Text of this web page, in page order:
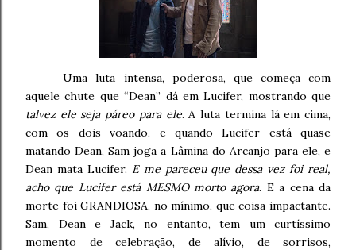
Uma luta intensa, poderosa, que começa com
aquele chute que “Dean” dá em Lucifer, mostrando que
talvez ele seja páreo para ele. A luta termina lá em cima,
com os dois voando, e quando Lucifer está quase
matando Dean, Sam joga a Lâmina do Arcanjo para ele, e
Dean mata Lucifer. E me pareceu que dessa vez foi real,
acho que Lucifer está MESMO morto agora. E a cena da
morte foi GRANDIOSA, no mínimo, que coisa impactante.
Sam, Dean e Jack, no entanto, tem um curtíssimo
momento de celebração, de alívio, de sorrisos,